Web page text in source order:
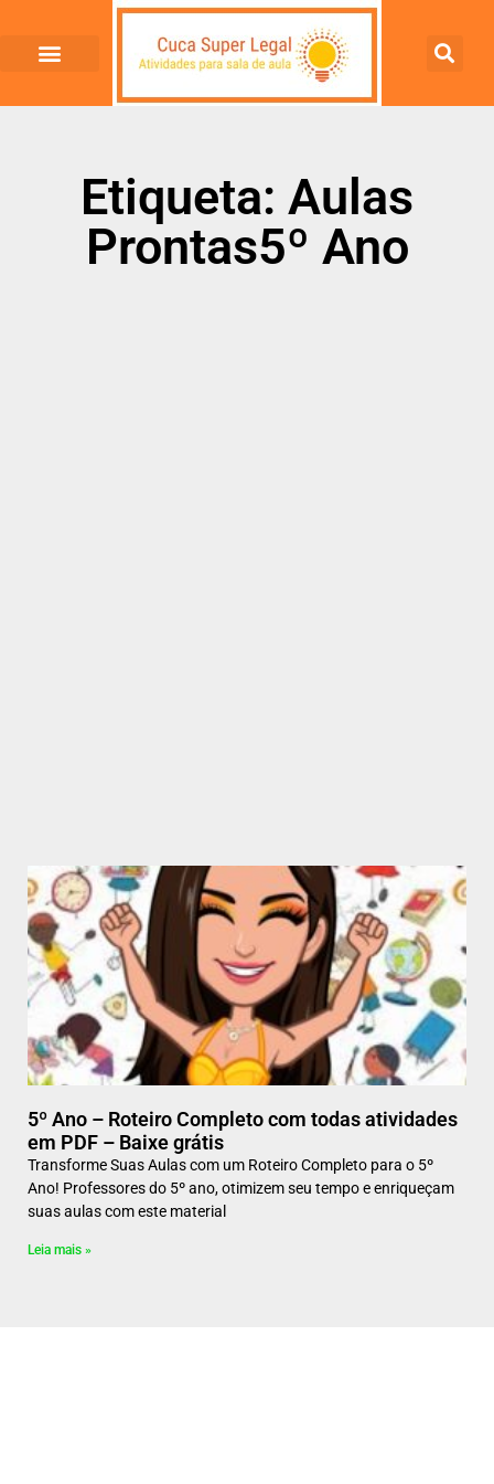
Etiqueta: Aulas
Prontas5º Ano
5º Ano – Roteiro Completo com todas atividades
em PDF – Baixe grátis
Transforme Suas Aulas com um Roteiro Completo para o 5º
Ano! Professores do 5º ano, otimizem seu tempo e enriqueçam
suas aulas com este material
Leia mais »